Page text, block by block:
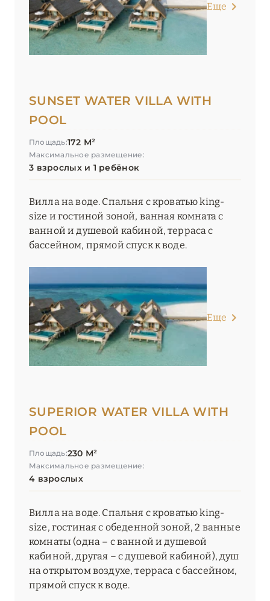
Еще
SUNSET WATER VILLA WITH
POOL
Площадь:172 М²
Максимальное размещение:
3 взрослых и 1 ребёнок
Вилла на воде. Спальня с кроватью king-
size и гостиной зоной, ванная комната с
ванной и душевой кабиной, терраса с
бассейном, прямой спуск к воде.
Еще
SUPERIOR WATER VILLA WITH
POOL
Площадь:230 М²
Максимальное размещение:
4 взрослых
Вилла на воде. Спальня с кроватью king-
size, гостиная с обеденной зоной, 2 ванные
комнаты (одна – с ванной и душевой
кабиной, другая – с душевой кабиной), душ
на открытом воздухе, терраса с бассейном,
прямой спуск к воде.